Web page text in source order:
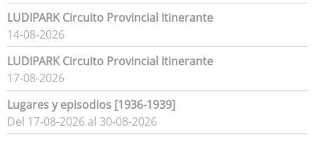
LUDIPARK Circuito Provincial Itinerante
14-08-2026
LUDIPARK Circuito Provincial Itinerante
17-08-2026
Lugares y episodios [1936-1939]
Del 17-08-2026 al 30-08-2026